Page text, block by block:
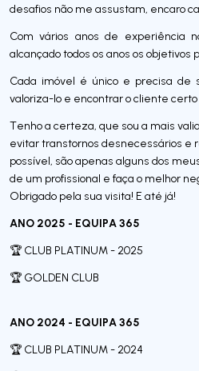
desafios não me assustam, encaro
Com vários anos de experiência
alcançado todos os anos os objetivos
Cada imóvel é único e precisa de
valoriza-lo e encontrar o cliente
Tenho a certeza, que sou a mais
evitar transtornos desnecessários e
possível, são apenas alguns dos
de um profissional e faça o melhor
Obrigado pela sua visita! E até já!
ANO 2025 - EQUIPA 365
🏆 CLUB PLATINUM - 2025
🏆 GOLDEN CLUB
ANO 2024 - EQUIPA 365
🏆 CLUB PLATINUM - 2024